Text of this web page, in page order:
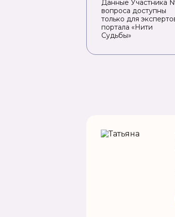
Данные Участника
вопроса доступны
только для
портала «Нити
Судьбы»